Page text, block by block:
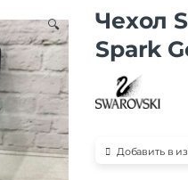
🔍
Чехол
Spark
Добавить в